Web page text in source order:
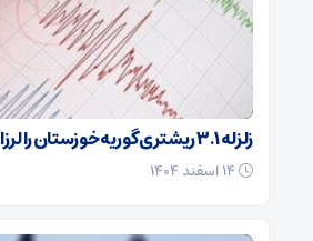
زلزله ۳.۱ ریشتری گوریه خوزستان را لرزاند